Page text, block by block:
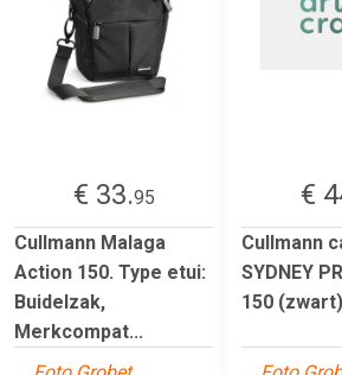
€ 33.95
Cullmann Malaga
Action 150. Type etui:
Buidelzak,
Merkcompat...
€
Cullmann
SYDNEY
150 (zwart)